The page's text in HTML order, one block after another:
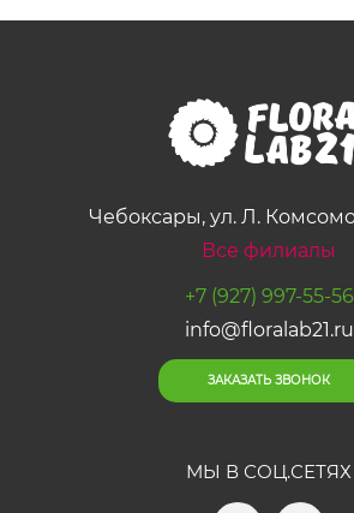
Чебоксары, ул. Л.
Все филиалы
+7 (927) 997-55-56
info@floralab21.ru
ЗАКАЗАТЬ ЗВОНОК
МЫ В СОЦ.СЕТЯХ